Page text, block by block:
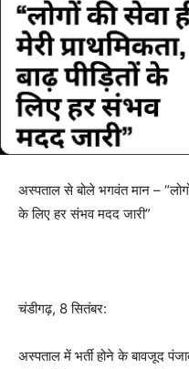
अस्पताल से बोले भगवंत मान – “लोगों
के लिए हर संभव मदद जारी”
चंडीगढ़, 8 सितंबर:
अस्पताल में भर्ती होने के बावजूद